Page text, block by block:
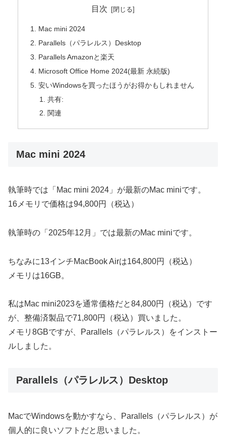
目次
Mac mini 2024
Parallels（パラレルス）Desktop
Parallels Amazonと楽天
Microsoft Office Home 2024(最新 永続版)
安いWindowsを買ったほうがお得かもしれません
共有:
関連
Mac mini 2024
執筆時では「Mac mini 2024」が最新のMac miniです。
16メモリで価格は94,800円（税込）
執筆時の「2025年12月」では最新のMac miniです。
ちなみに13インチMacBook Airは164,800円（税込）
メモリは16GB。
私はMac mini2023を通常価格だと84,800円（税込）です
が、整備済製品で71,800円（税込）買いました。
メモリ8GBですが、Parallels（パラレルス）をインストー
ルしました。
Parallels（パラレルス）Desktop
MacでWindowsを動かすなら、Parallels（パラレルス）が
個人的に良いソフトだと思いました。